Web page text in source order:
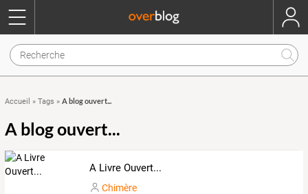
Accueil » Tags » A blog ouvert...
A blog ouvert...
A Livre Ouvert...
Chimère